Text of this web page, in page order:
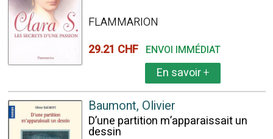
FLAMMARION
29.21 CHF ENVOI IMMÉDIAT
En savoir+
Baumont, Olivier
D’une partition m’apparaissait un
dessin